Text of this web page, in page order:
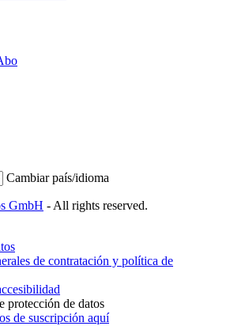
Cambiar país/idioma
GmbH - All rights reserved.
de contratación y política de
protección de datos
de suscripción aquí